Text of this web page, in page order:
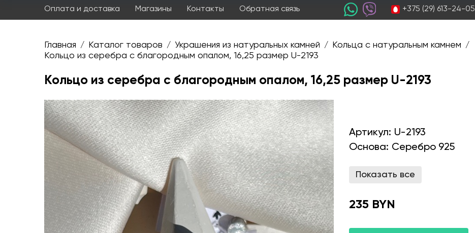
Оплата и доставка Магазины Контакты Обратная связь +375 (29) 613-24-05
Главная / Каталог товаров / Украшения из натуральных камней / Кольца с натуральным камнем /
Кольцо из серебра с благородным опалом, 16,25 размер U-2193
Кольцо из серебра с благородным опалом, 16,25 размер U-2193
Артикул: U-2193
Основа: Серебро 925
Показать все
235 BYN